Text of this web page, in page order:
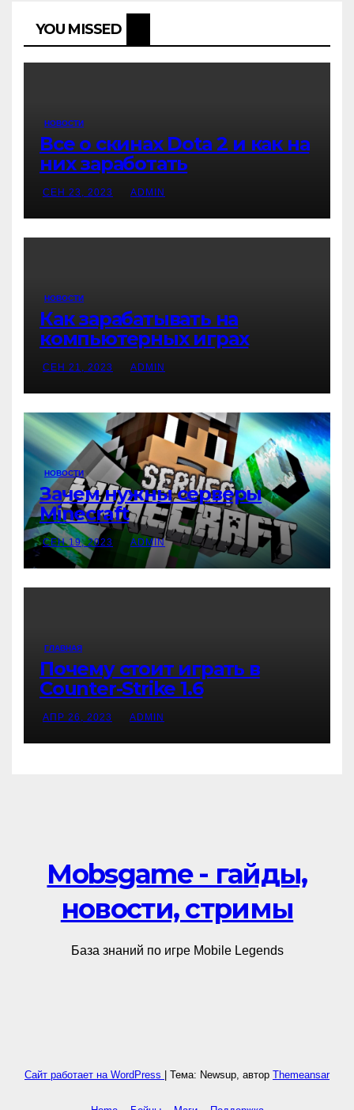
YOU MISSED
НОВОСТИ
Все о скинах Dota 2 и как на
них заработать
СЕН 23, 2023 ADMIN
НОВОСТИ
Как зарабатывать на
компьютерных играх
СЕН 21, 2023 ADMIN
НОВОСТИ
Зачем нужны серверы
Minecraft
СЕН 19, 2023 ADMIN
ГЛАВНАЯ
Почему стоит играть в
Counter-Strike 1.6
АПР 26, 2023 ADMIN
Mobsgame - гайды,
новости, стримы
База знаний по игре Mobile Legends
Сайт работает на WordPress Тема: Newsup, автор Themeansar